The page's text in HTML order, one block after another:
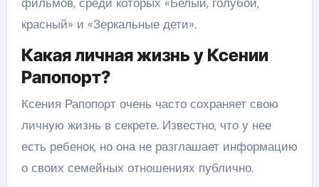
красный» и «Зеркальные дети».
Какая личная жизнь у Ксении
Рапопорт?
Ксения Рапопорт очень часто сохраняет свою
личную жизнь в секрете. Известно, что у нее
есть ребенок, но она не разглашает информацию
о своих семейных отношениях публично.